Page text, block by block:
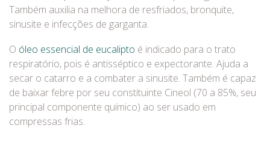
Também auxilia na melhora de resfriados, bronquite,
sinusite e infecções de garganta.
O óleo essencial de eucalipto é indicado para o trato
respiratório, pois é antisséptico e expectorante. Ajuda a
secar o catarro e a combater a sinusite. Também é capaz
de baixar febre por seu constituinte Cineol (70 a 85%, seu
principal componente químico) ao ser usado em
compressas frias.